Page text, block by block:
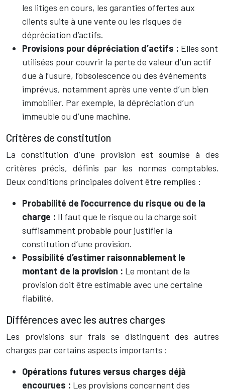
les litiges en cours, les garanties offertes aux
clients suite à une vente ou les risques de
dépréciation d’actifs.
Provisions pour dépréciation d’actifs : Elles sont
utilisées pour couvrir la perte de valeur d’un actif
due à l’usure, l’obsolescence ou des événements
imprévus, notamment après une vente d’un bien
immobilier. Par exemple, la dépréciation d’un
immeuble ou d’une machine.
Critères de constitution
La constitution d’une provision est soumise à des
critères précis, définis par les normes comptables.
Deux conditions principales doivent être remplies :
Probabilité de l’occurrence du risque ou de la
charge : Il faut que le risque ou la charge soit
suffisamment probable pour justifier la
constitution d’une provision.
Possibilité d’estimer raisonnablement le
montant de la provision : Le montant de la
provision doit être estimable avec une certaine
fiabilité.
Différences avec les autres charges
Les provisions sur frais se distinguent des autres
charges par certains aspects importants :
Opérations futures versus charges déjà
encourues : Les provisions concernent des